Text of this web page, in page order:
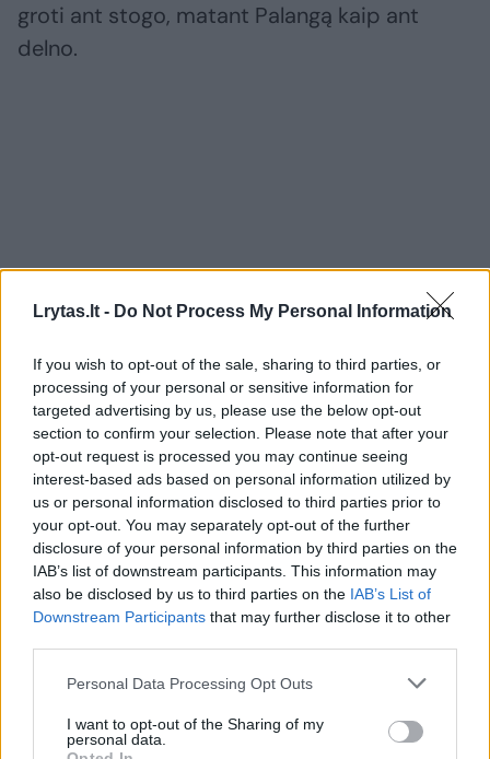
Lrytas.lt - Do Not Process My Personal Information
If you wish to opt-out of the sale, sharing to third parties, or
processing of your personal or sensitive information for
targeted advertising by us, please use the below opt-out
section to confirm your selection. Please note that after your
opt-out request is processed you may continue seeing
interest-based ads based on personal information utilized by
us or personal information disclosed to third parties prior to
your opt-out. You may separately opt-out of the further
disclosure of your personal information by third parties on the
IAB’s list of downstream participants. This information may
also be disclosed by us to third parties on the IAB’s List of
Downstream Participants that may further disclose it to other
Personal Data Processing Opt Outs
I want to opt-out of the Sharing of my
personal data.
groti ant stogo, matant Palangą kaip ant
delno.